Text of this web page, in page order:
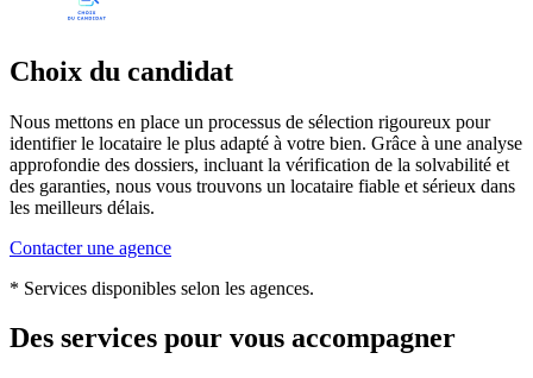
Choix du candidat
Nous mettons en place un processus de sélection rigoureux pour
identifier le locataire le plus adapté à votre bien. Grâce à une analyse
approfondie des dossiers, incluant la vérification de la solvabilité et
des garanties, nous vous trouvons un locataire fiable et sérieux dans
les meilleurs délais.
Contacter une agence
* Services disponibles selon les agences.
Des services pour vous accompagner